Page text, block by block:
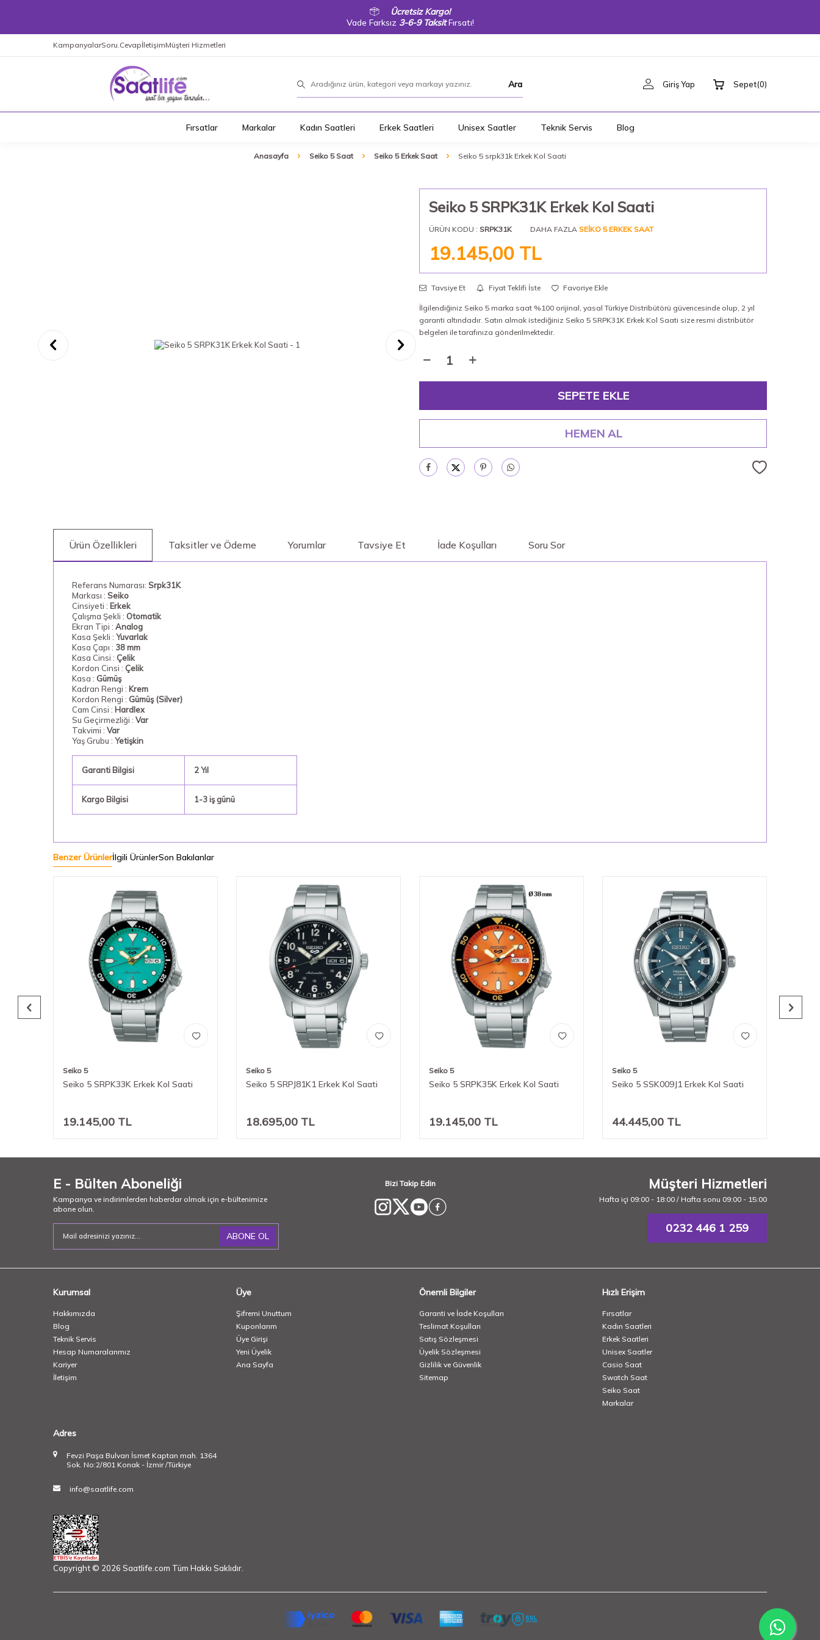
Ücretsiz Kargo!
Vade Farksız 3-6-9 TaksitFırsatı!
KampanyalarSoru.CevapİletişimMüşteri Hizmetleri
Ara Giriş Yap Sepet(0)
Fırsatlar Markalar Kadın Saatleri Erkek Saatleri Unisex Saatler Teknik Servis Blog
Anasayfa Seiko 5 Saat Seiko 5 Erkek Saat Seiko 5 srpk31k Erkek Kol Saati
Seiko 5 SRPK31K Erkek Kol Saati
ÜRÜN KODU : SRPK31K DAHA FAZLA SEIKO 5 ERKEK SAAT
19.145,00 TL
Tavsiye Et Fiyat Teklifi İste Favoriye Ekle
İlgilendiğiniz Seiko 5 marka saat %100 orijinal, yasal Türkiye Distribütörü güvencesinde olup, 2 yıl
garanti altındadır. Satın almak istediğiniz Seiko 5 SRPK31K Erkek Kol Saati size resmi distribütör
belgeleri ile tarafınıza gönderilmektedir.
SEPETE EKLE
HEMEN AL
Ürün Özellikleri Taksitler ve Ödeme Yorumlar Tavsiye Et İade Koşulları Soru Sor
Referans Numarası: Srpk31K
Markası : Seiko
Cinsiyeti : Erkek
Çalışma Şekli : Otomatik
Ekran Tipi : Analog
Kasa Şekli : Yuvarlak
Kasa Çapı : 38 mm
Kasa Cinsi : Çelik
Kordon Cinsi : Çelik
Kasa : Gümüş
Kadran Rengi : Krem
Kordon Rengi : Gümüş (Silver)
Cam Cinsi : Hardlex
Su Geçirmezliği : Var
Takvimi : Var
Yaş Grubu : Yetişkin
Garanti Bilgisi 2 Yıl
Kargo Bilgisi 1-3 iş günü
Benzer Ürünlerİlgili ÜrünlerSon Bakılanlar
Seiko 5
Seiko 5 SRPK33K Erkek Kol Saati
19.145,00 TL
Seiko 5
Seiko 5 SRPJ81K1 Erkek Kol Saati
18.695,00 TL
Seiko 5
Seiko 5 SRPK35K Erkek Kol Saati
19.145,00 TL
Seiko 5
Seiko 5 SSK009J1 Erkek Kol Saati
44.445,00 TL
E - Bülten Aboneliği
Kampanya ve indirimlerden haberdar olmak için e-bültenimize
abone olun.
ABONE OL
Bizi Takip Edin Müşteri Hizmetleri
Hafta içi 09:00 - 18:00 / Hafta sonu 09:00 - 15:00
0232 446 1 259
Kurumsal
Hakkımızda
Blog
Teknik Servis
Hesap Numaralarımız
Kariyer
İletişim
Üye
Şifremi Unuttum
Kuponlarım
Üye Girişi
Yeni Üyelik
Ana Sayfa
Önemli Bilgiler
Garanti ve İade Koşulları
Teslimat Koşulları
Satış Sözleşmesi
Üyelik Sözleşmesi
Gizlilik ve Güvenlik
Sitemap
Hızlı Erişim
Fırsatlar
Kadın Saatleri
Erkek Saatleri
Unisex Saatler
Casio Saat
Swatch Saat
Seiko Saat
Markalar
Adres
Fevzi Paşa Bulvarı İsmet Kaptan mah. 1364
Sok. No:2/801 Konak - İzmir /Türkiye
info@saatlife.com
Copyright © 2026 Saatlife.com Tüm Hakkı Saklıdır.